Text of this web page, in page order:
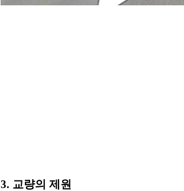
3. 교량의 제원